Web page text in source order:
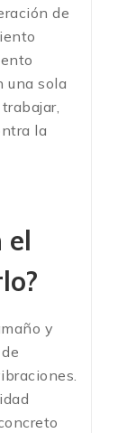
de
una sola
la
el
y